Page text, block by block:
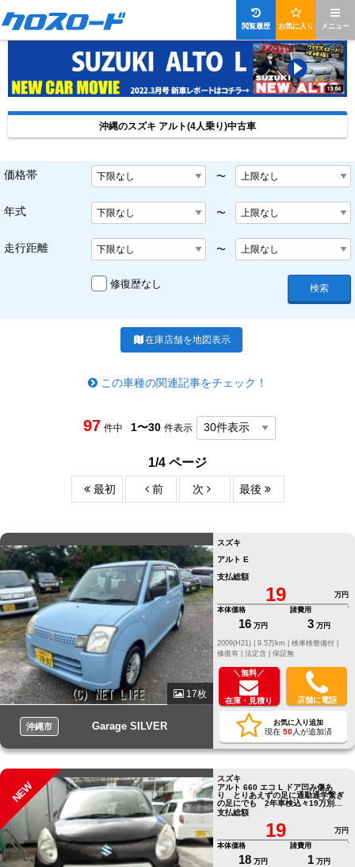
メニュー
お気に入り
閲覧履歴
沖縄のスズキ アルト(4人乗り)中古車
価格帯 〜
年式 〜
走行距離 〜
修復歴なし 検索
在庫店舗を地図表示
この車種の関連記事をチェック！
97 件中 1〜30 件表示
1/4 ページ
最初 前 次 最後
17枚
沖縄市 Garage SILVER
スズキ
アルト E
支払総額
19
万円
本体価格
16 万円
諸費用
3 万円
修復有 | 法定含 | 保証無
＼無料／
在庫・見積り 店舗に電話
お気に入り追加
現在 50人が追加済
NEW
スズキ
アルト 660 エコ L ドア凹み傷あ
り とりあえずの足に通勤通学繋ぎ
の足にでも 2年車検込々19万別途
12か月保証プランあり
支払総額
19
万円
本体価格
18 万円
諸費用
1 万円